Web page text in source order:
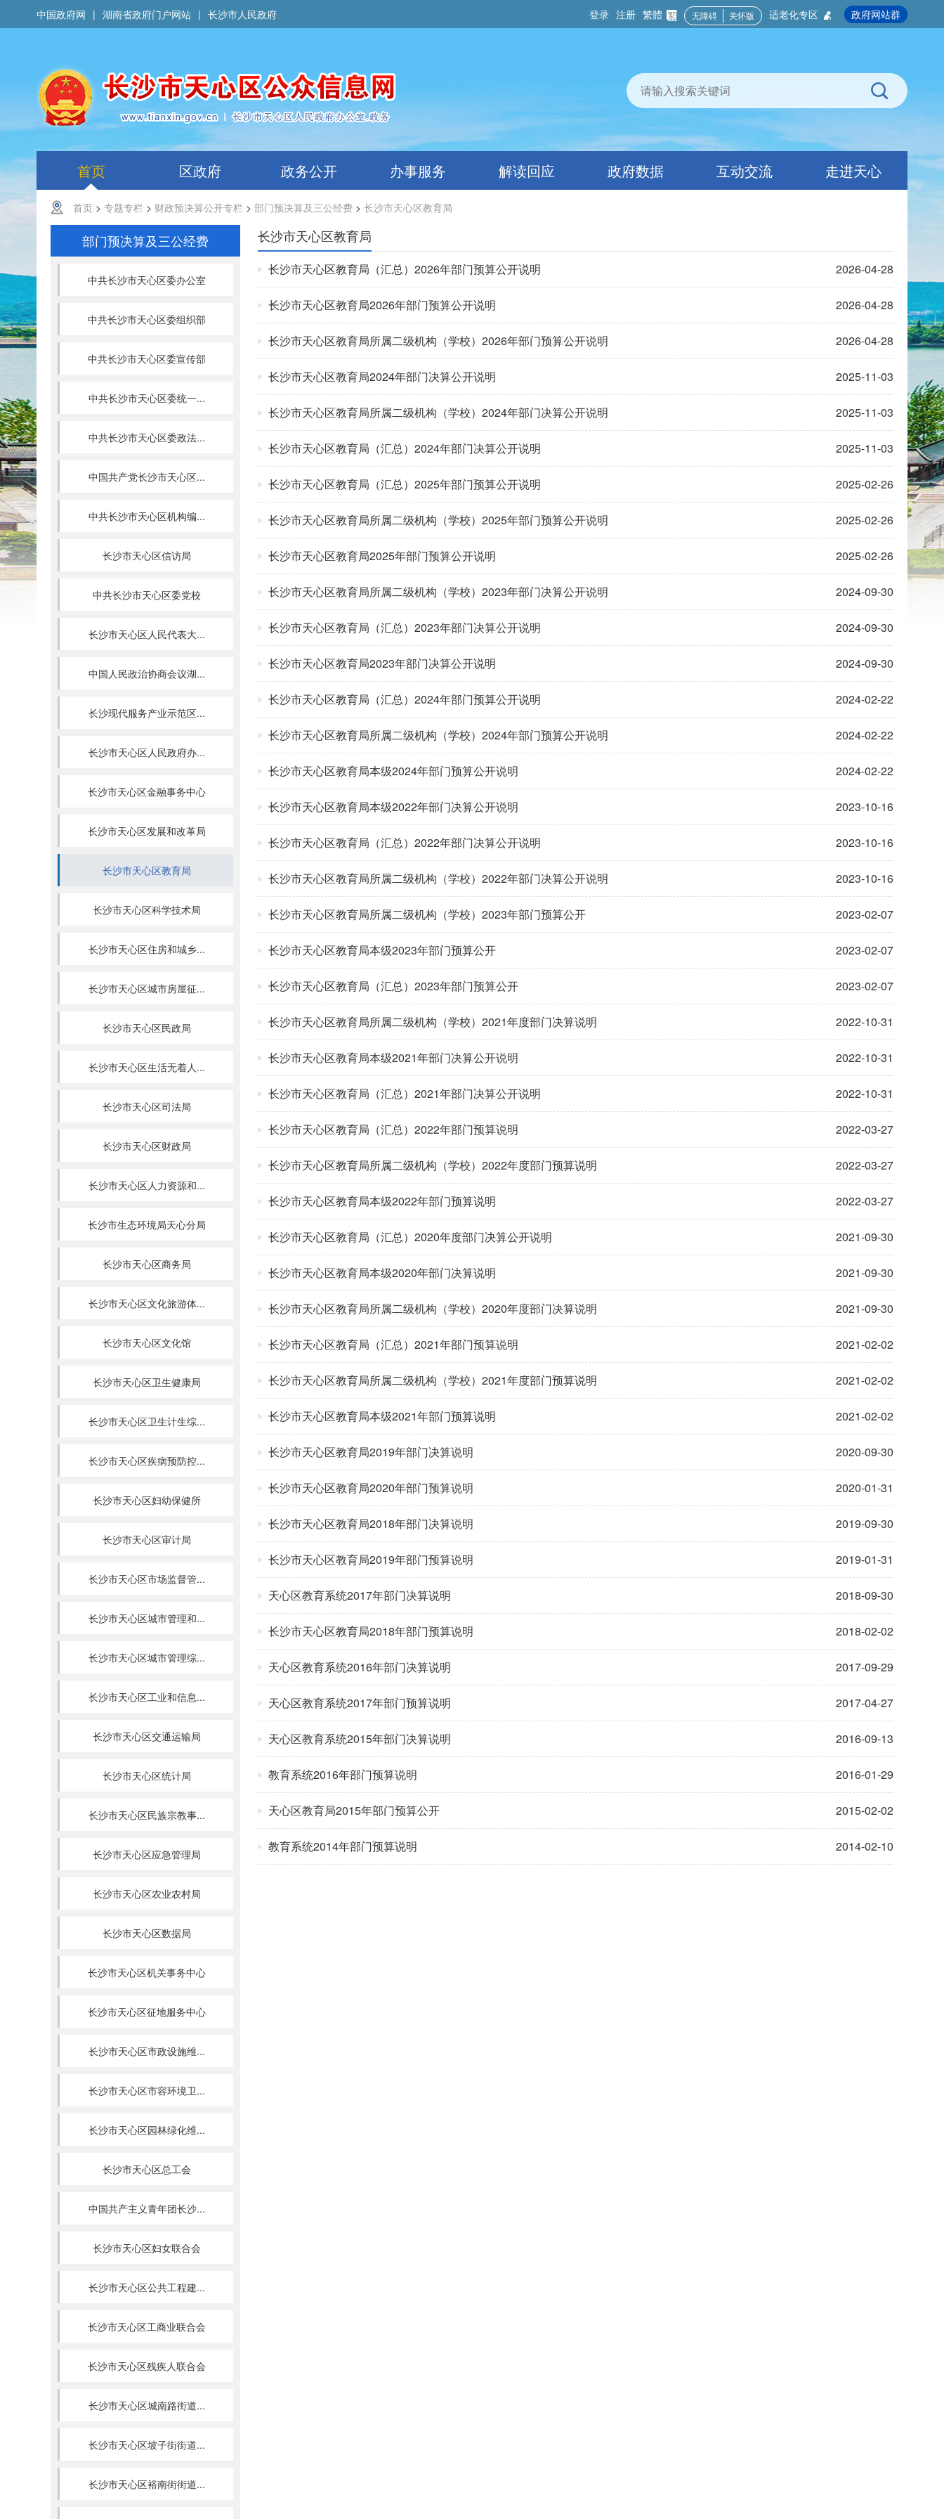
中国政府网 | 湖南省政府门户网站 | 长沙市人民政府 登录 注册 繁體 无障碍 关怀版 适老化专区 政府网站群
首页 区政府 政务公开 办事服务 解读回应 政府数据 互动交流 走进天心
首页 > 专题专栏 > 财政预决算公开专栏 > 部门预决算及三公经费 > 长沙市天心区教育局
部门预决算及三公经费
中共长沙市天心区委办公室
中共长沙市天心区委组织部
中共长沙市天心区委宣传部
中共长沙市天心区委统一...
中共长沙市天心区委政法...
中国共产党长沙市天心区...
中共长沙市天心区机构编...
长沙市天心区信访局
中共长沙市天心区委党校
长沙市天心区人民代表大...
中国人民政治协商会议湖...
长沙现代服务产业示范区...
长沙市天心区人民政府办...
长沙市天心区金融事务中心
长沙市天心区发展和改革局
长沙市天心区教育局
长沙市天心区科学技术局
长沙市天心区住房和城乡...
长沙市天心区城市房屋征...
长沙市天心区民政局
长沙市天心区生活无着人...
长沙市天心区司法局
长沙市天心区财政局
长沙市天心区人力资源和...
长沙市生态环境局天心分局
长沙市天心区商务局
长沙市天心区文化旅游体...
长沙市天心区文化馆
长沙市天心区卫生健康局
长沙市天心区卫生计生综...
长沙市天心区疾病预防控...
长沙市天心区妇幼保健所
长沙市天心区审计局
长沙市天心区市场监督管...
长沙市天心区城市管理和...
长沙市天心区城市管理综...
长沙市天心区工业和信息...
长沙市天心区交通运输局
长沙市天心区统计局
长沙市天心区民族宗教事...
长沙市天心区应急管理局
长沙市天心区农业农村局
长沙市天心区数据局
长沙市天心区机关事务中心
长沙市天心区征地服务中心
长沙市天心区市政设施维...
长沙市天心区市容环境卫...
长沙市天心区园林绿化维...
长沙市天心区总工会
中国共产主义青年团长沙...
长沙市天心区妇女联合会
长沙市天心区公共工程建...
长沙市天心区工商业联合会
长沙市天心区残疾人联合会
长沙市天心区城南路街道...
长沙市天心区坡子街街道...
长沙市天心区裕南街街道...
长沙市天心区教育局
长沙市天心区教育局（汇总）2026年部门预算公开说明 2026-04-28
长沙市天心区教育局2026年部门预算公开说明 2026-04-28
长沙市天心区教育局所属二级机构（学校）2026年部门预算公开说明 2026-04-28
长沙市天心区教育局2024年部门决算公开说明 2025-11-03
长沙市天心区教育局所属二级机构（学校）2024年部门决算公开说明 2025-11-03
长沙市天心区教育局（汇总）2024年部门决算公开说明 2025-11-03
长沙市天心区教育局（汇总）2025年部门预算公开说明 2025-02-26
长沙市天心区教育局所属二级机构（学校）2025年部门预算公开说明 2025-02-26
长沙市天心区教育局2025年部门预算公开说明 2025-02-26
长沙市天心区教育局所属二级机构（学校）2023年部门决算公开说明 2024-09-30
长沙市天心区教育局（汇总）2023年部门决算公开说明 2024-09-30
长沙市天心区教育局2023年部门决算公开说明 2024-09-30
长沙市天心区教育局（汇总）2024年部门预算公开说明 2024-02-22
长沙市天心区教育局所属二级机构（学校）2024年部门预算公开说明 2024-02-22
长沙市天心区教育局本级2024年部门预算公开说明 2024-02-22
长沙市天心区教育局本级2022年部门决算公开说明 2023-10-16
长沙市天心区教育局（汇总）2022年部门决算公开说明 2023-10-16
长沙市天心区教育局所属二级机构（学校）2022年部门决算公开说明 2023-10-16
长沙市天心区教育局所属二级机构（学校）2023年部门预算公开 2023-02-07
长沙市天心区教育局本级2023年部门预算公开 2023-02-07
长沙市天心区教育局（汇总）2023年部门预算公开 2023-02-07
长沙市天心区教育局所属二级机构（学校）2021年度部门决算说明 2022-10-31
长沙市天心区教育局本级2021年部门决算公开说明 2022-10-31
长沙市天心区教育局（汇总）2021年部门决算公开说明 2022-10-31
长沙市天心区教育局（汇总）2022年部门预算说明 2022-03-27
长沙市天心区教育局所属二级机构（学校）2022年度部门预算说明 2022-03-27
长沙市天心区教育局本级2022年部门预算说明 2022-03-27
长沙市天心区教育局（汇总）2020年度部门决算公开说明 2021-09-30
长沙市天心区教育局本级2020年部门决算说明 2021-09-30
长沙市天心区教育局所属二级机构（学校）2020年度部门决算说明 2021-09-30
长沙市天心区教育局（汇总）2021年部门预算说明 2021-02-02
长沙市天心区教育局所属二级机构（学校）2021年度部门预算说明 2021-02-02
长沙市天心区教育局本级2021年部门预算说明 2021-02-02
长沙市天心区教育局2019年部门决算说明 2020-09-30
长沙市天心区教育局2020年部门预算说明 2020-01-31
长沙市天心区教育局2018年部门决算说明 2019-09-30
长沙市天心区教育局2019年部门预算说明 2019-01-31
天心区教育系统2017年部门决算说明 2018-09-30
长沙市天心区教育局2018年部门预算说明 2018-02-02
天心区教育系统2016年部门决算说明 2017-09-29
天心区教育系统2017年部门预算说明 2017-04-27
天心区教育系统2015年部门决算说明 2016-09-13
教育系统2016年部门预算说明 2016-01-29
天心区教育局2015年部门预算公开 2015-02-02
教育系统2014年部门预算说明 2014-02-10